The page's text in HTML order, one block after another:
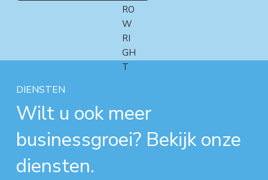
DIENSTEN
Wilt u ook meer
businessgroei? Bekijk onze
diensten.